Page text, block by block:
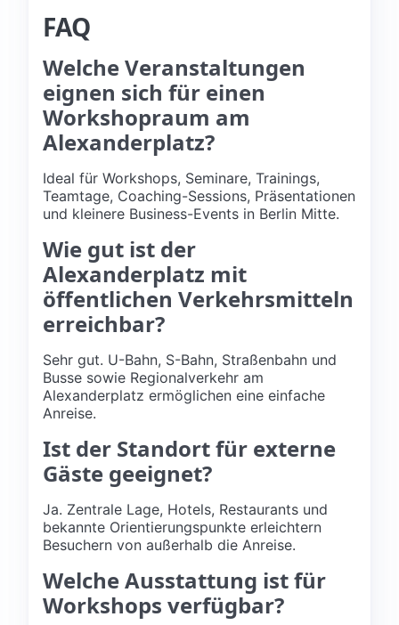
FAQ
Welche Veranstaltungen
eignen sich für einen
Workshopraum am
Alexanderplatz?
Ideal für Workshops, Seminare, Trainings,
Teamtage, Coaching-Sessions, Präsentationen
und kleinere Business-Events in Berlin Mitte.
Wie gut ist der
Alexanderplatz mit
öffentlichen Verkehrsmitteln
erreichbar?
Sehr gut. U-Bahn, S-Bahn, Straßenbahn und
Busse sowie Regionalverkehr am
Alexanderplatz ermöglichen eine einfache
Anreise.
Ist der Standort für externe
Gäste geeignet?
Ja. Zentrale Lage, Hotels, Restaurants und
bekannte Orientierungspunkte erleichtern
Besuchern von außerhalb die Anreise.
Welche Ausstattung ist für
Workshops verfügbar?